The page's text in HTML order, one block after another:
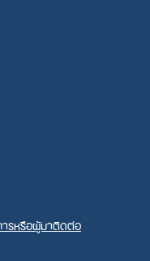
ารหรือผู้มาติดต่อ